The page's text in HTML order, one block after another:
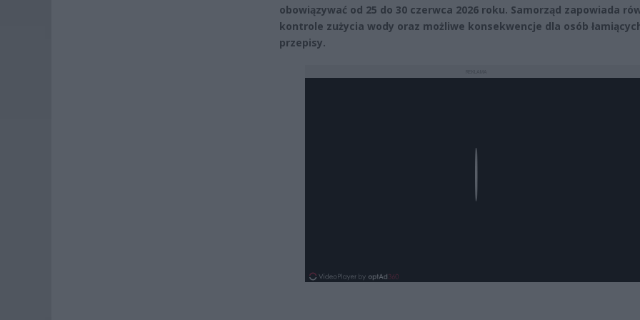
obowiązywać od 25 do 30 czerwca 2026 roku. Samorząd zapowiada
kontrole zużycia wody oraz możliwe konsekwencje dla osób
przepisy.